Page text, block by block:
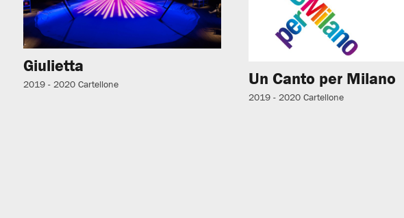
Giulietta
2019 - 2020 Cartellone Un Canto per Milano
2019 - 2020 Cartellone